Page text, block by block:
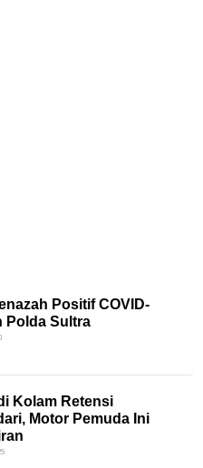
Positif COVID-
Polda Sultra
Kolam Retensi
Motor Pemuda Ini